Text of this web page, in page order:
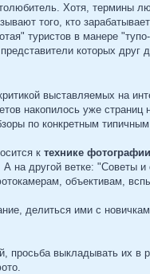
Хотя, термины
того, кто
туристов в манере
которых друг
выставляемых на
накопилось уже
по конкретным
к технике фотографии
на другой ветке: "Советы
объективам,
делиться ими с
просьба выкладывать их в